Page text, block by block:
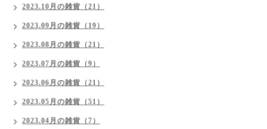
2023.10月の雑貨（21）
2023.09月の雑貨（19）
2023.08月の雑貨（21）
2023.07月の雑貨（9）
2023.06月の雑貨（21）
2023.05月の雑貨（51）
2023.04月の雑貨（7）